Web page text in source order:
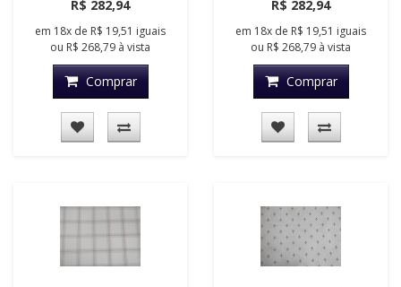
R$ 282,94
em 18x de R$ 19,51 iguais
ou R$ 268,79 à vista
Comprar
R$ 282,94
em 18x de R$ 19,51 iguais
ou R$ 268,79 à vista
Comprar